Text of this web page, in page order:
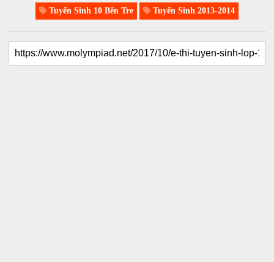
Tuyển Sinh 10 Bến Tre Tuyển Sinh 2013-2014